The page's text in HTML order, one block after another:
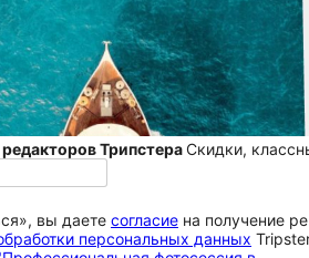
ТрипстераСкидки,
вы даете согласие на получение
персональных данных